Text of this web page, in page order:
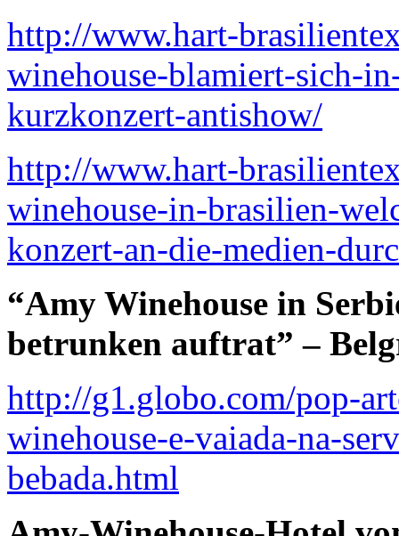
http://www.hart-
winehouse-blamiert-sich-
kurzkonzert-antishow/
http://www.hart-
winehouse-in-brasilien-
konzert-an-die-medien-
“Amy Winehouse in
betrunken auftrat” –
http://g1.globo.com/pop-
winehouse-e-vaiada-na-
bebada.html